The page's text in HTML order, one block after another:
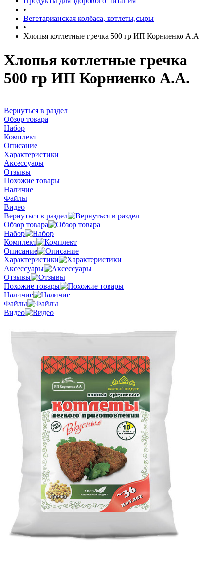
•
Вегетарианская колбаса, котлеты,сыры
•
Хлопья котлетные гречка 500 гр ИП Корниенко А.А.
Хлопья котлетные гречка
500 гр ИП Корниенко А.А.
Вернуться в раздел
Обзор товара
Набор
Комплект
Описание
Характеристики
Аксессуары
Отзывы
Похожие товары
Наличие
Файлы
Видео
Вернуться в раздел
Обзор товара
Набор
Комплект
Описание
Характеристики
Аксессуары
Отзывы
Похожие товары
Наличие
Файлы
Видео